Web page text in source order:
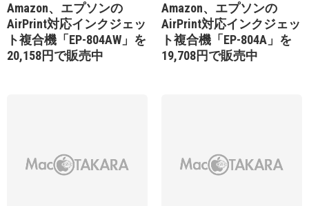
Amazon、エプソンの
AirPrint対応インクジェッ
ト複合機「EP-804AW」を
20,158円で販売中
Amazon、エプソンの
AirPrint対応インクジェッ
ト複合機「EP-804A」を
19,708円で販売中